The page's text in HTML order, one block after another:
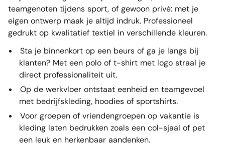
teamgenoten tijdens sport, of gewoon privé: met je
eigen ontwerp maak je altijd indruk. Professioneel
gedrukt op kwalitatief textiel in verschillende kleuren.
Sta je binnenkort op een beurs of ga je langs bij
klanten? Met een polo oft-shirt met logo straal je
direct professionaliteit uit.
Op de werkvloer ontstaat eenheid en teamgevoel
met bedrijfskleding, hoodies ofsportshirts.
Voor groepen of vriendengroepen op vakantie is
kleding laten bedrukken zoals eencol-sjaal of pet
een leuk en herkenbaar aandenken.